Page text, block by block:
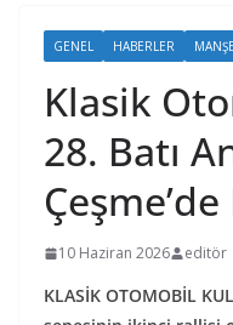
GENEL HABERLER
Klasik
28. Batı
10 Haziran 2026 editör
KLASİK OTOMOBİL